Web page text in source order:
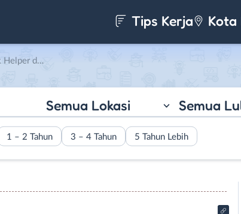
Tips Kerja Kota
Yogyakarta
Semua Lokasi Semua
1 – 2 Tahun 3 – 4 Tahun 5 Tahun Lebih